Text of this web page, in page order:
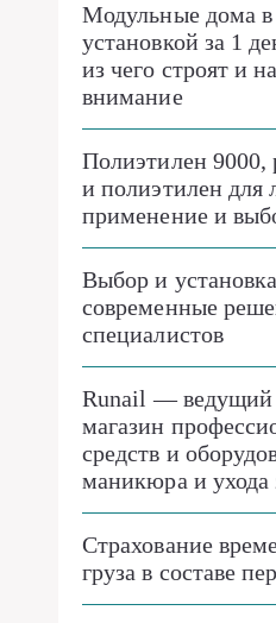
Модульные дома
установкой за 1
из чего строят и
внимание
Полиэтилен
и полиэтилен для
применение и
Выбор и
современные
специалистов
Runail — ведущий
магазин
средств и
маникюра и ухода
Страхование
груза в составе